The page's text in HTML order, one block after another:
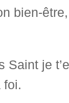
bien-
Saint je
foi.